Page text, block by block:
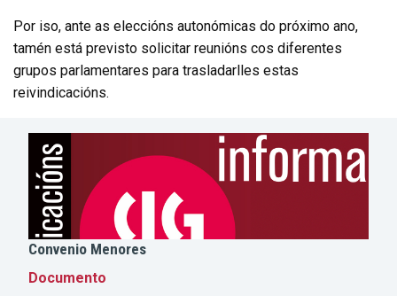
Por iso, ante as eleccións autonómicas do próximo ano,
tamén está previsto solicitar reunións cos diferentes
grupos parlamentares para trasladarlles estas
reivindicacións.
Convenio Menores
Documento